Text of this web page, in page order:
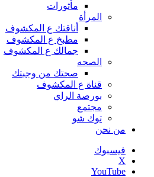
مأثورات
المرأة
أناقتك ع المكشوف
مطبخ ع المكشوف
جمالك ع المكشوف
الصحه
صحتك من وجبتك
قناة ع المكشوف
بورصة الراي
مجتمع
توك شو
من نحن
فيسبوك
‫X
‫YouTube